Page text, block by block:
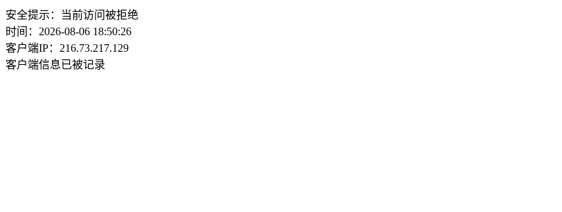
安全提示：当前访问被拒绝
时间：2026-08-06 18:50:26
客户端IP：216.73.217.129
客户端信息已被记录